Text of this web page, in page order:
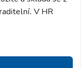
V HR